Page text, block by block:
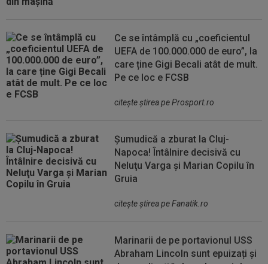
Ce se întâmplă cu „coeficientul
UEFA de 100.000.000 de euro”, la
care ține Gigi Becali atât de mult.
Pe ce loc e FCSB
citeşte ştirea pe Prosport.ro
Șumudică a zburat la Cluj-
Napoca! Întâlnire decisivă cu
Neluţu Varga şi Marian Copilu în
Gruia
citeşte ştirea pe Fanatik.ro
Marinarii de pe portavionul USS
Abraham Lincoln sunt epuizați și